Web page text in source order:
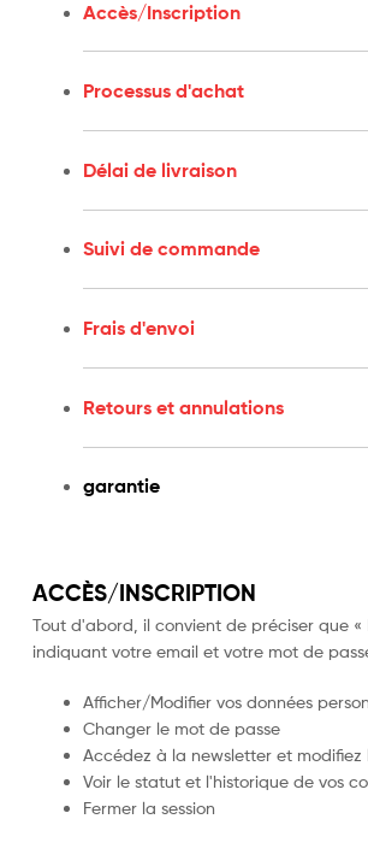
en
Selles
en
Accès/Inscription
Processus d'achat
Délai de livraison
Suivi de commande
Frais d'envoi
Retours et annulations
garantie
ACCÈS/INSCRIPTION
Tout d'abord, il convient de préciser que «
indiquant votre email et votre mot de
Afficher/Modifier vos données
Changer le mot de passe
Accédez à la newsletter et modifiez
Voir le statut et l'historique de vos
Fermer la session